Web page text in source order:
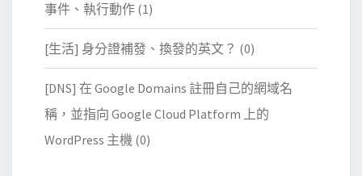
事件、執行動作 (1)
[生活] 身分證補發、換發的英文？ (0)
[DNS] 在 Google Domains 註冊自己的網域名
稱，並指向 Google Cloud Platform 上的
WordPress 主機 (0)